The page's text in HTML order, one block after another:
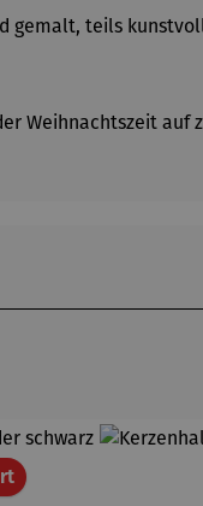
gemalt, teils
Weihnachtszeit auf
Rabatt